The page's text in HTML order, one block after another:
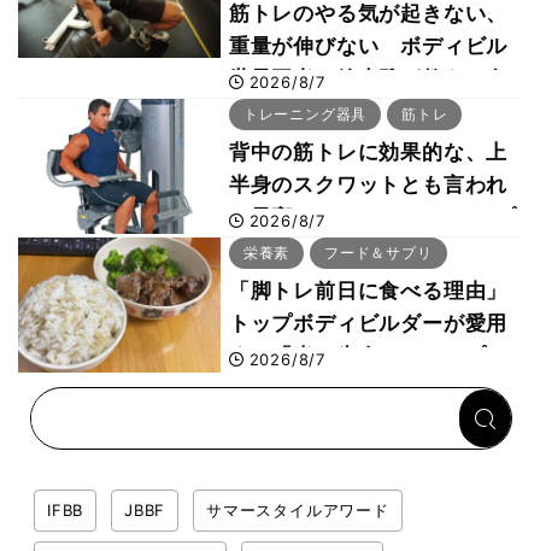
筋トレのやる気が起きない、
重量が伸びない ボディビル
世界王者・鈴木雅が教える食
事・睡眠・呼吸の整え方
2026/8/7
トレーニング器具 筋トレ
背中の筋トレに効果的な、上
半身のスクワットとも言われ
た最高マシン“ノーチラス・プ
ルオーバーマシン”とは？
2026/8/7
栄養素 フード＆サプリ
「脚トレ前日に食べる理由」
トップボディビルダーが愛用
する「米＋牛肉」のシンプル
回復メシとは？
2026/8/7
IFBB JBBF サマースタイルアワード